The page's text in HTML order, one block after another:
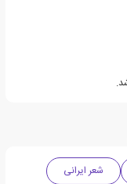
شعر ایرانی